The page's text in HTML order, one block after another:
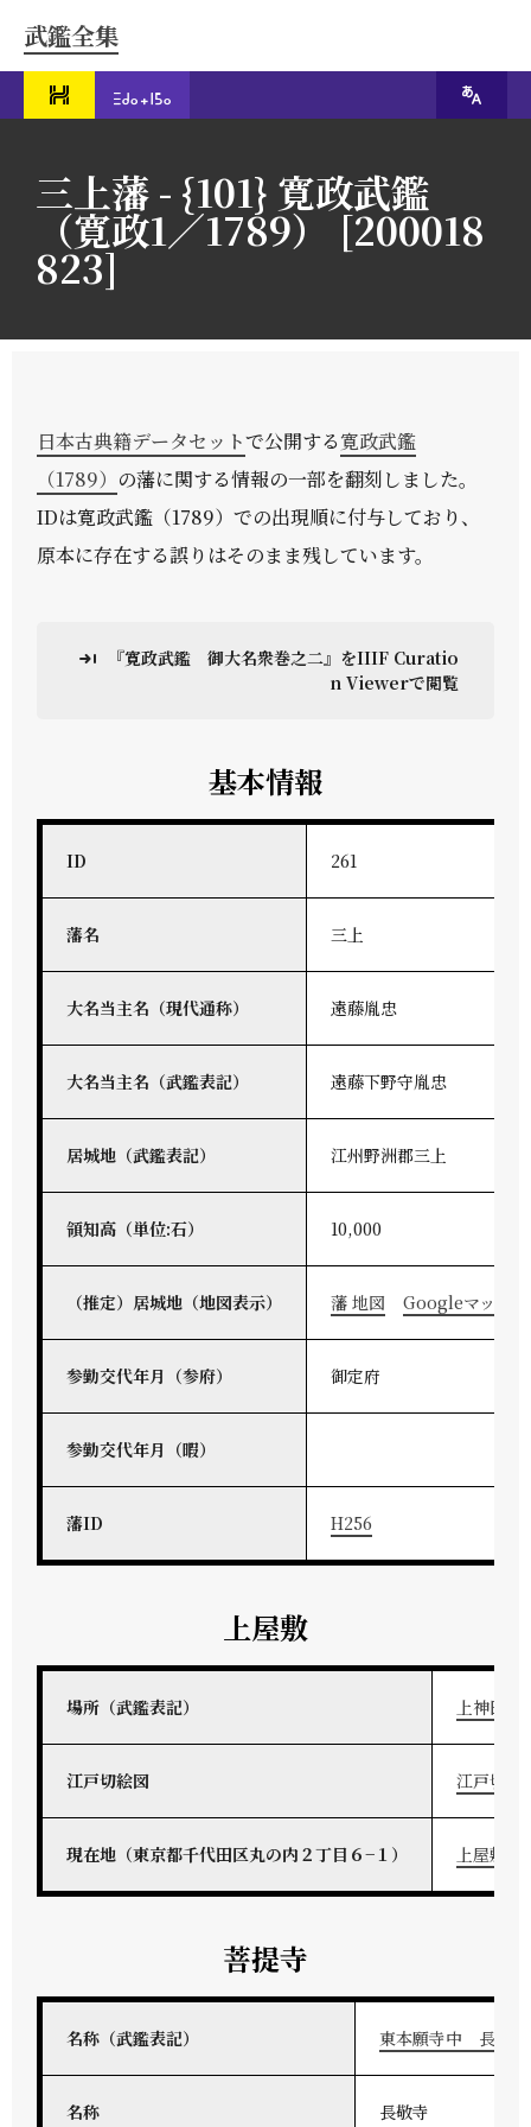
武鑑全集
三上藩 - {101} 寛政武鑑
（寛政1／1789） [200018
823]
日本古典籍データセットで公開する寛政武鑑
（1789） の藩に関する情報の一部を翻刻しました。
IDは寛政武鑑（1789）での出現順に付与しており、
原本に存在する誤りはそのまま残しています。
『寛政武鑑 御大名衆巻之二』をIIIF Curatio
n Viewerで閲覧
基本情報
ID 261
藩名 三上
大名当主名（現代通称） 遠藤胤忠
大名当主名（武鑑表記） 遠藤下野守胤忠
居城地（武鑑表記） 江州野洲郡三上
領知高（単位:石） 10,000
（推定）居城地（地図表示） 藩 地図 Googleマップ
参勤交代年月（参府） 御定府
参勤交代年月（暇）
藩ID H256
上屋敷
場所（武鑑表記） 上神田
江戸切絵図 江戸切絵
現在地（東京都千代田区丸の内２丁目６−１） 上屋敷地
菩提寺
名称（武鑑表記） 東本願寺中 長敬寺
名称 長敬寺